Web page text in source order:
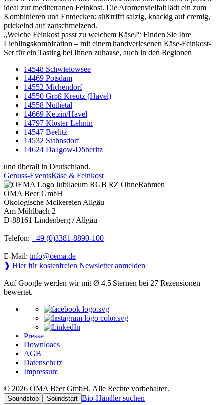
ideal zur mediterranen Feinkost. Die Aromenvielfalt lädt ein zum
Kombinieren und Entdecken: süß trifft salzig, knackig auf cremig,
prickelnd auf zartschmelzend.
„Welche Feinkost passt zu welchem Käse?“ Finden Sie Ihre
Lieblingskombination – mit einem handverlesenen Käse-Feinkost-
Set für ein Tasting bei Ihnen zuhause, auch in den Regionen
14548 Schwielowsee
14469 Potsdam
14552 Michendorf
14550 Groß Kreutz (Havel)
14558 Nuthetal
14669 Ketzin/Havel
14797 Kloster Lehnin
14547 Beelitz
14532 Stahnsdorf
14624 Dallgow-Döberitz
und überall in Deutschland.
Genuss-EventsKäse & Feinkost
ÖMA Beer GmbH
Ökologische Molkereien Allgäu
Am Mühlbach 2
D-88161 Lindenberg / Allgäu
Telefon: +49 (0)8381-8890-100
E-Mail: info@oema.de
❱ Hier für kostenfreien Newsletter anmelden
Auf Google werden wir mit Ø 4.5 Sternen bei 27 Rezensionen
bewertet.
Presse
Downloads
AGB
Datenschutz
Impressum
© 2026 ÖMA Beer GmbH. Alle Rechte vorbehalten.
Soundstop Soundstart Bio-Händler suchen